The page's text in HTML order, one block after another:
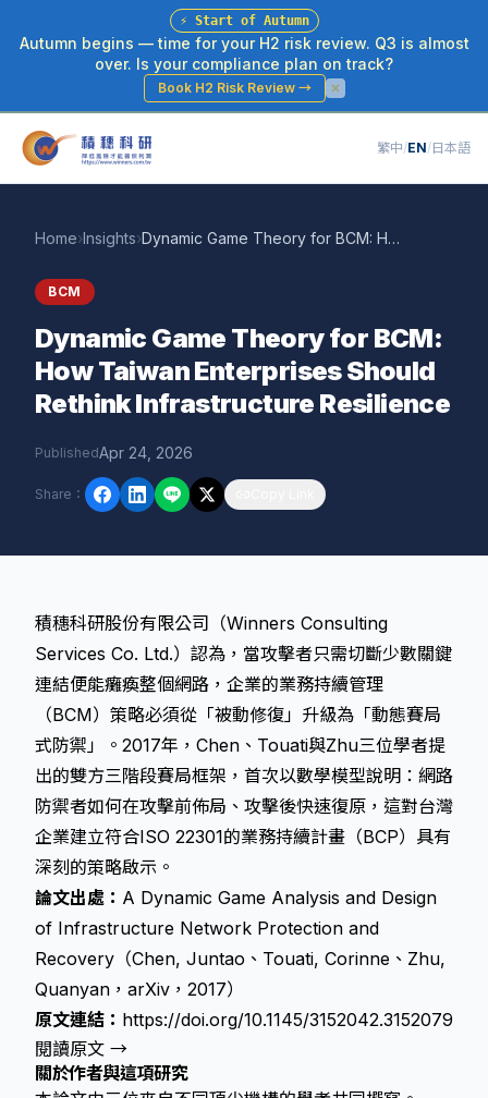
⚡ Start of Autumn
Autumn begins — time for your H2 risk review. Q3 is almost
over. Is your compliance plan on track?
Book H2 Risk Review→
繁中/EN/日本語
Home›Insights› Dynamic Game Theory for BCM: How Taiwan Enterprises Should Rethink Infrastructure Resilience
BCM
Dynamic Game Theory for BCM:
How Taiwan Enterprises Should
Rethink Infrastructure Resilience
PublishedApr 24, 2026
Share ：
積穗科研股份有限公司（Winners Consulting
Services Co. Ltd.）認為，當攻擊者只需切斷少數關鍵
連結便能癱瘓整個網路，企業的業務持續管理
（BCM）策略必須從「被動修復」升級為「動態賽局
式防禦」。2017年，Chen、Touati與Zhu三位學者提
出的雙方三階段賽局框架，首次以數學模型說明：網路
防禦者如何在攻擊前佈局、攻擊後快速復原，這對台灣
企業建立符合ISO 22301的業務持續計畫（BCP）具有
深刻的策略啟示。
論文出處： A Dynamic Game Analysis and Design
of Infrastructure Network Protection and
Recovery（Chen, Juntao、Touati, Corinne、Zhu,
Quanyan，arXiv，2017）
原文連結： https://doi.org/10.1145/3152042.3152079
閱讀原文 →
關於作者與這項研究